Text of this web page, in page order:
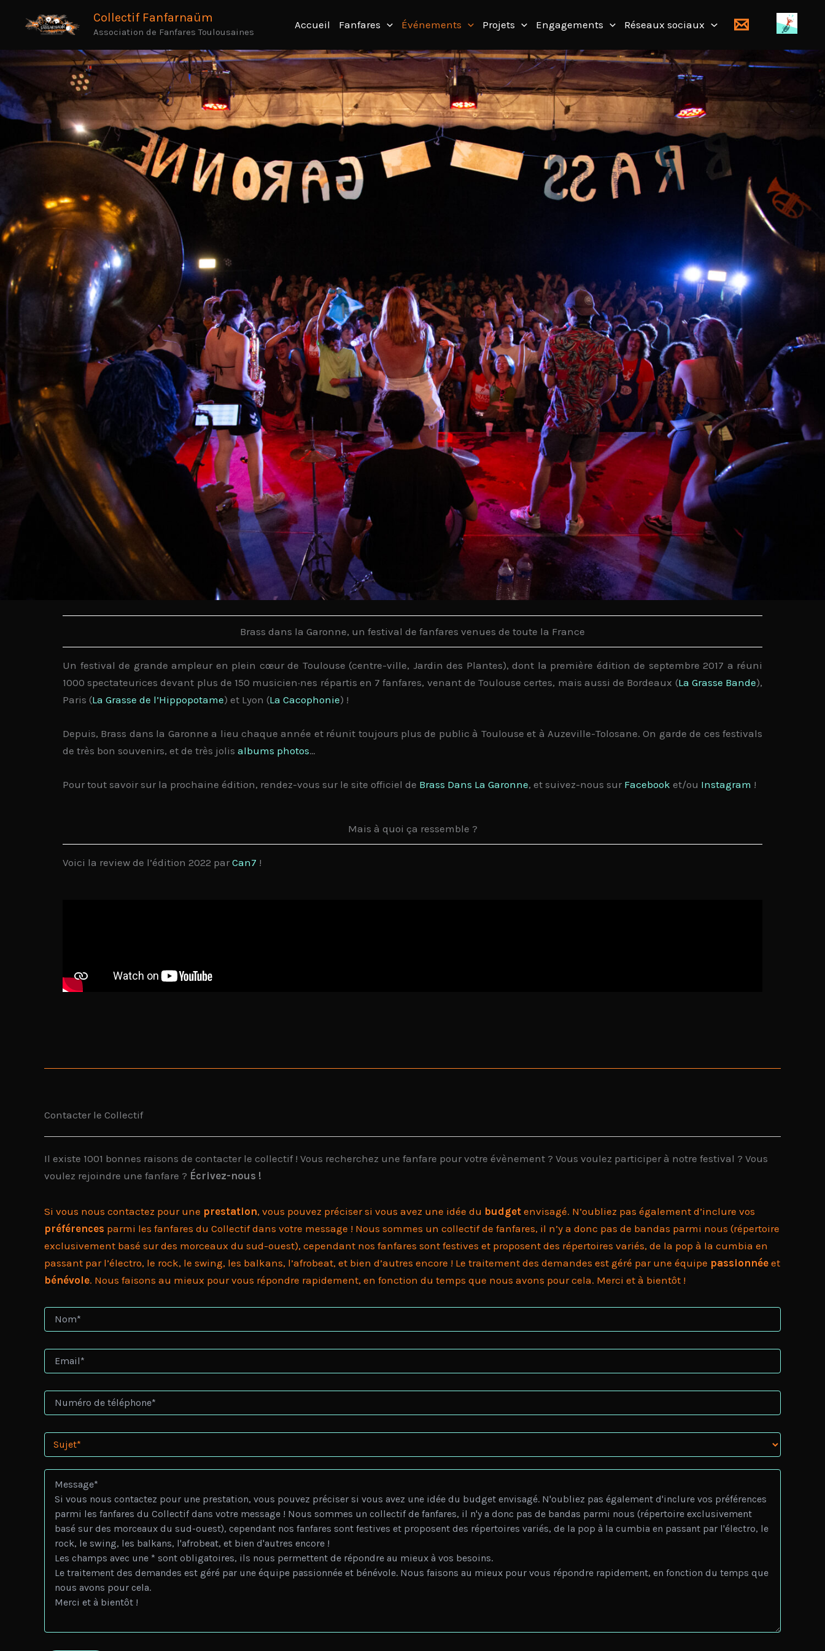
Collectif Fanfarnaüm
Association de Fanfares Toulousaines
Accueil Fanfares Événements Projets Engagements Réseaux sociaux
Brass dans la Garonne, un festival de fanfares venues de toute la France
Un festival de grande ampleur en plein cœur de Toulouse (centre-ville, Jardin des Plantes), dont la première édition de septembre 2017 a réuni
1000 spectateurices devant plus de 150 musicien·nes répartis en 7 fanfares, venant de Toulouse certes, mais aussi de Bordeaux (La Grasse Bande),
Paris (La Grasse de l’Hippopotame) et Lyon (La Cacophonie) !
Depuis, Brass dans la Garonne a lieu chaque année et réunit toujours plus de public à Toulouse et à Auzeville-Tolosane. On garde de ces festivals
de très bon souvenirs, et de très jolis albums photos…
Pour tout savoir sur la prochaine édition, rendez-vous sur le site officiel de Brass Dans La Garonne, et suivez-nous sur Facebook et/ou Instagram !
Mais à quoi ça ressemble ?
Voici la review de l’édition 2022 par Can7 !
Contacter le Collectif
Il existe 1001 bonnes raisons de contacter le collectif ! Vous recherchez une fanfare pour votre évènement ? Vous voulez participer à notre festival ? Vous
voulez rejoindre une fanfare ? Écrivez-nous !
Si vous nous contactez pour une prestation, vous pouvez préciser si vous avez une idée du budget envisagé. N’oubliez pas également d’inclure vos
préférences parmi les fanfares du Collectif dans votre message ! Nous sommes un collectif de fanfares, il n’y a donc pas de bandas parmi nous (répertoire
exclusivement basé sur des morceaux du sud-ouest), cependant nos fanfares sont festives et proposent des répertoires variés, de la pop à la cumbia en
passant par l’électro, le rock, le swing, les balkans, l’afrobeat, et bien d’autres encore ! Le traitement des demandes est géré par une équipe passionnée et
bénévole. Nous faisons au mieux pour vous répondre rapidement, en fonction du temps que nous avons pour cela. Merci et à bientôt !